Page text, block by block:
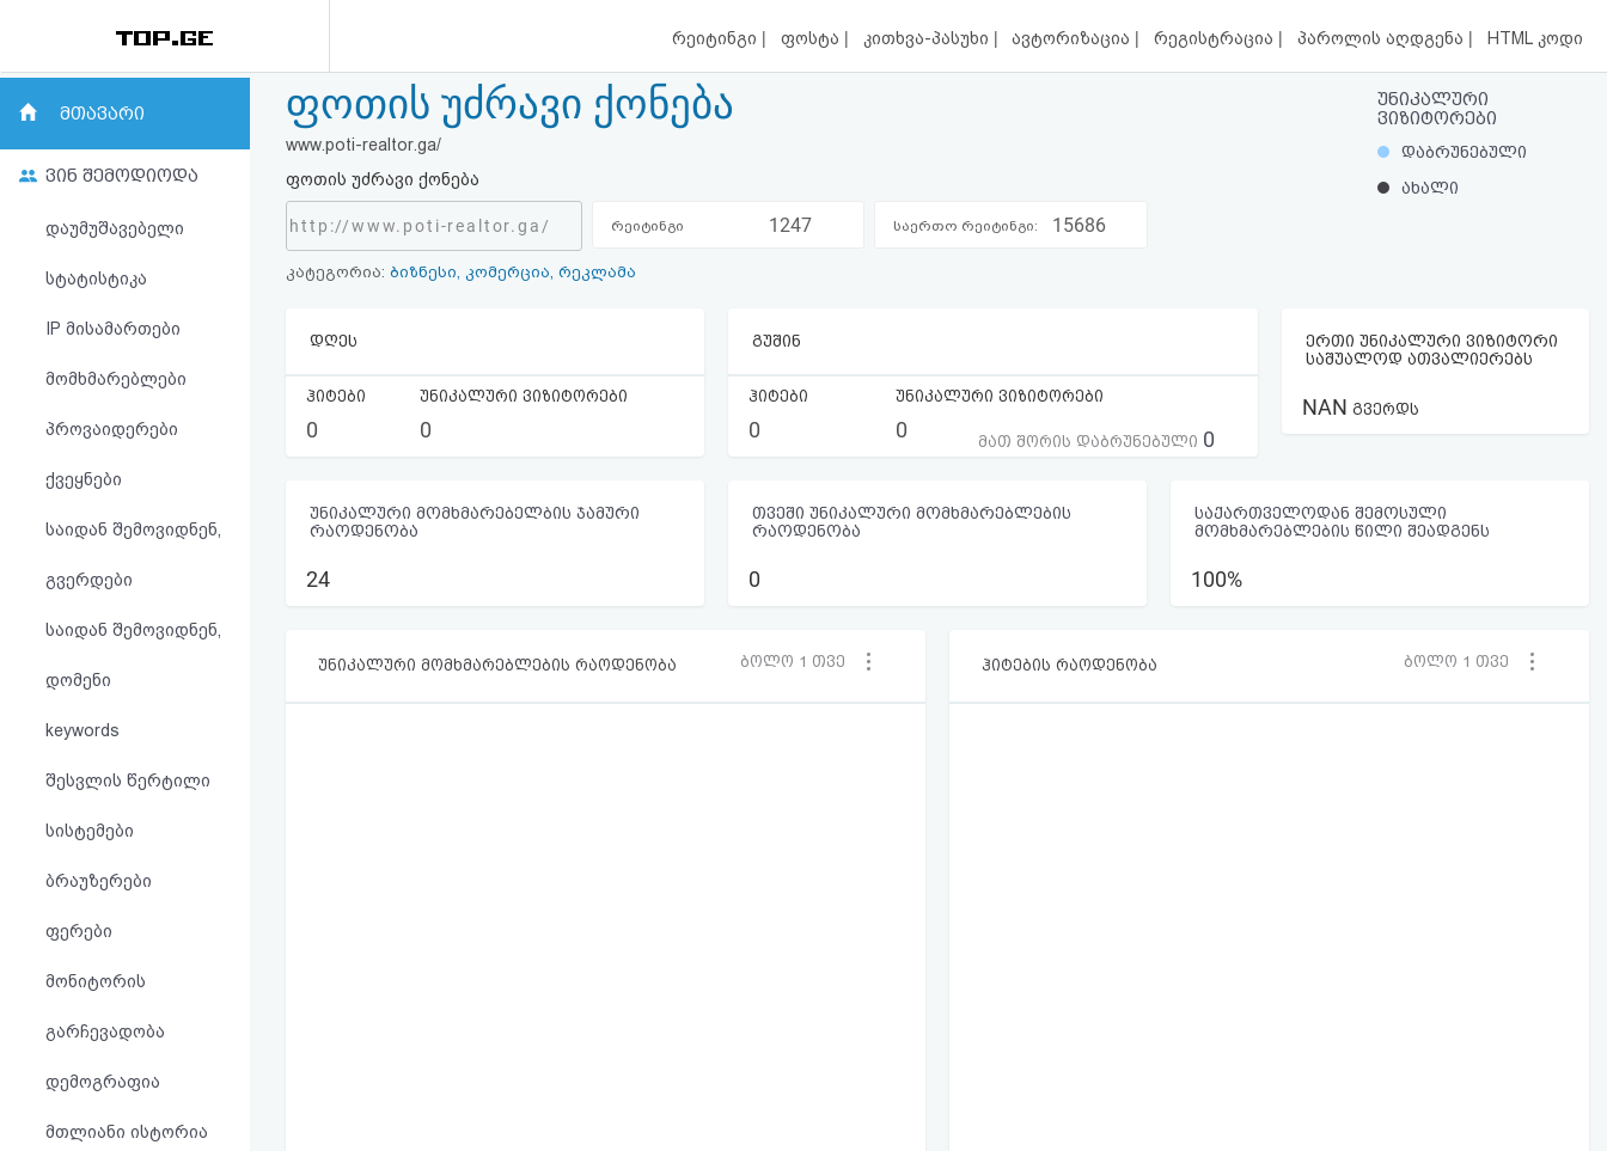
რეიტინგი | ფოსტა | კითხვა-პასუხი | ავტორიზაცია | რეგისტრაცია | პაროლის აღდგენა | HTML კოდი
რეიტინგი
(მთავარი)
კითხვა-
პასუხი
ავტორიზაცია
რეგისტრაცია
სალიცენზიო
შეთანხმება
მთავარი
ვინ შემოდიოდა
დაუმუშავებელი
სტატისტიკა
IP მისამართები
მომხმარებლები
პროვაიდერები
ქვეყნები
საიდან შემოვიდნენ,
გვერდები
საიდან შემოვიდნენ,
დომენი
keywords
შესვლის წერტილი
სისტემები
ბრაუზერები
ფერები
მონიტორის
გარჩევადობა
დემოგრაფია
მთლიანი ისტორია
ფოთის უძრავი ქონება
www.poti-realtor.ga/
ფოთის უძრავი ქონება
http://www.poti-realtor.ga/ რეიტინგი
კატეგორიაში:
1247 საერთო რეიტინგი: 15686
კატეგორია: ბიზნესი, კომერცია, რეკლამა
უნიკალური
ვიზიტორები
დაბრუნებული
ახალი
დღეს
ჰიტები
0
უნიკალური ვიზიტორები
0
გუშინ
ჰიტები
0
უნიკალური ვიზიტორები
0 მათ შორის დაბრუნებული 0
ერთი უნიკალური ვიზიტორი
საშუალოდ ათვალიერებს
NAN გვერდს
უნიკალური მომხმარებელბის ჯამური
რაოდენობა
24
თვეში უნიკალური მომხმარებლების
რაოდენობა
0
საქართველოდან შემოსული
მომხმარებლების წილი შეადგენს
100%
უნიკალური მომხმარებლების რაოდენობა ბოლო 1 თვე ჰიტების რაოდენობა ბოლო 1 თვე